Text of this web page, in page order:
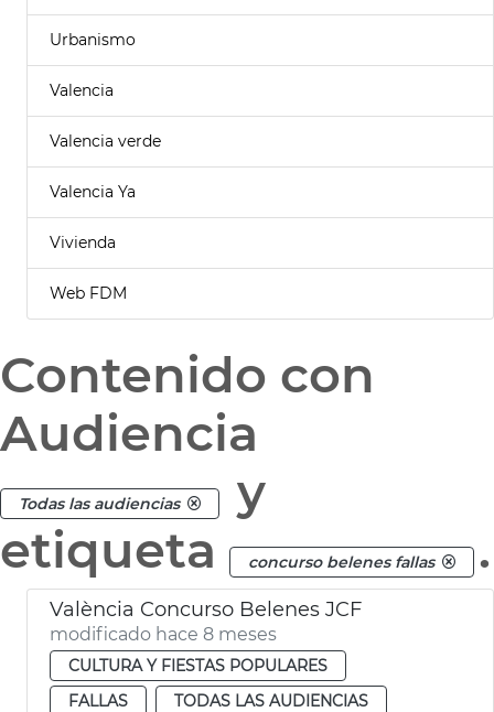
Urbanismo
Valencia
Valencia verde
Valencia Ya
Vivienda
Web FDM
Contenido con
Audiencia
Todas las audiencias
y
etiqueta
concurso belenes fallas .
València Concurso Belenes JCF
modificado hace 8 meses
CULTURA Y FIESTAS POPULARES
FALLAS
TODAS LAS AUDIENCIAS